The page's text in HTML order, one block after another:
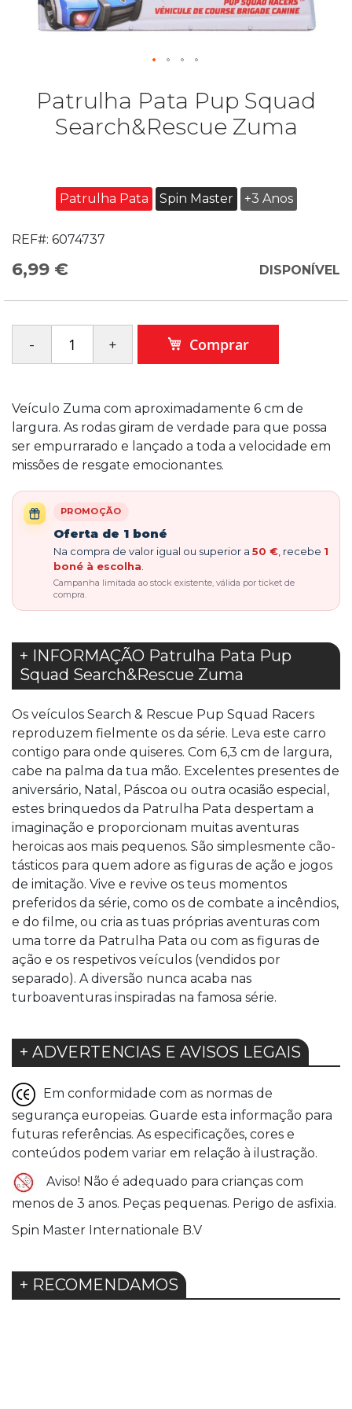
Patrulha Pata Pup Squad
Search&Rescue Zuma
Patrulha Pata Spin Master +3 Anos
REF#: 6074737
6,99 € DISPONÍVEL
Comprar
Veículo Zuma com aproximadamente 6 cm de
largura. As rodas giram de verdade para que possa
ser empurrarado e lançado a toda a velocidade em
missões de resgate emocionantes.
PROMOÇÃO
Oferta de 1 boné
Na compra de valor igual ou superior a 50 € , recebe 1
boné à escolha
Campanha limitada ao stock existente, válida por ticket de
compra.
+ INFORMAÇÃO Patrulha Pata Pup
Squad Search&Rescue Zuma
Os veículos Search & Rescue Pup Squad Racers
reproduzem fielmente os da série. Leva este carro
contigo para onde quiseres. Com 6,3 cm de largura,
cabe na palma da tua mão. Excelentes presentes de
aniversário, Natal, Páscoa ou outra ocasião especial,
estes brinquedos da Patrulha Pata despertam a
imaginação e proporcionam muitas aventuras
heroicas aos mais pequenos. São simplesmente cão-
tásticos para quem adore as figuras de ação e jogos
de imitação. Vive e revive os teus momentos
preferidos da série, como os de combate a incêndios,
e do filme, ou cria as tuas próprias aventuras com
uma torre da Patrulha Pata ou com as figuras de
ação e os respetivos veículos (vendidos por
separado). A diversão nunca acaba nas
turboaventuras inspiradas na famosa série.
+ ADVERTENCIAS E AVISOS LEGAIS
Em conformidade com as normas de
segurança europeias. Guarde esta informação para
futuras referências. As especificações, cores e
conteúdos podem variar em relação à ilustração.
Aviso! Não é adequado para crianças com
menos de 3 anos. Peças pequenas. Perigo de asfixia.
Spin Master Internationale B.V
+ RECOMENDAMOS